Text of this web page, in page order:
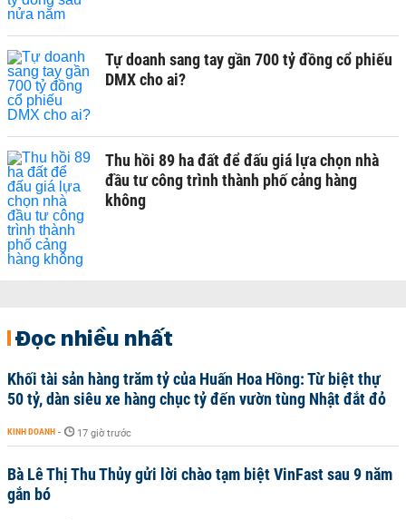
Tự doanh sang tay gần 700 tỷ đồng cổ phiếu
DMX cho ai?
Thu hồi 89 ha đất để đấu giá lựa chọn nhà
đầu tư công trình thành phố cảng hàng
không
Đọc nhiều nhất
Khối tài sản hàng trăm tỷ của Huấn Hoa Hồng: Từ biệt thự
50 tỷ, dàn siêu xe hàng chục tỷ đến vườn tùng Nhật đắt đỏ
KINH DOANH - 17 giờ trước
Bà Lê Thị Thu Thủy gửi lời chào tạm biệt VinFast sau 9 năm
gắn bó